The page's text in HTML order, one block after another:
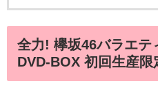
全力! 欅坂46バラエテ
DVD-BOX 初回生産限